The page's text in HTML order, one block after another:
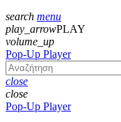
search menu
play_arrowPLAY
volume_up
Pop-Up Player
close
close
Pop-Up Player